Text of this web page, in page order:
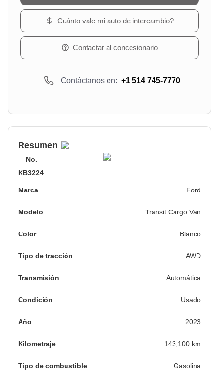
Cuánto vale mi auto de intercambio?
Contactar al concesionario
Contáctanos en: +1 514 745-7770
Resumen
No.
KB3224
Marca Ford
Modelo Transit Cargo Van
Color Blanco
Tipo de tracción AWD
Transmisión Automática
Condición Usado
Año 2023
Kilometraje 143,100 km
Tipo de combustible Gasolina